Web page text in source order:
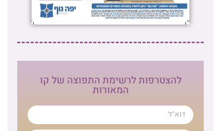
להצטרפות לרשימת התפוצה של קו
המאורות